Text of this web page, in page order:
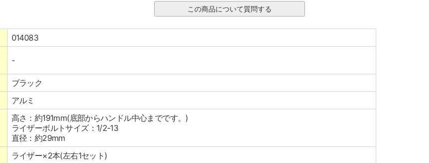
014083
-
ブラック
アルミ
高さ：約191mm(底部からハンドル中心までです。)
ライザーボルトサイズ：1/2-13
直径：約29mm
ライザー×2本(左右1セット)